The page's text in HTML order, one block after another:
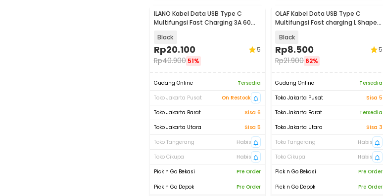
ILANO Kabel Data USB Type C
Multifungsi Fast Charging 3A 60W
Black
Rp20.100
Rp40.900 51%
5
Gudang Online
Tersedia
Toko Jakarta Pusat
On Restock
Toko Jakarta Barat
Sisa 6
Toko Jakarta Utara
Sisa 5
Toko Tangerang
Habis
Toko Cikupa
Habis
Pick n Go Bekasi
Pre Order
Pick n Go Depok Pre Order
OLAF Kabel Data USB Type C
Multifungsi Fast charging L Shape
Black
Rp8.500
Rp21.900 62%
5
Gudang Online
Tersedia
Toko Jakarta Pusat
Sisa 5
Toko Jakarta Barat
Tersedia
Toko Jakarta Utara
Sisa 3
Toko Tangerang
Habis
Toko Cikupa
Habis
Pick n Go Bekasi
Pre Order
Pick n Go Depok Pre Order